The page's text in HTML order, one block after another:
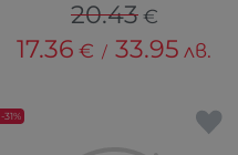
20.43 €
17.36 € / 33.95 лв.
-31%